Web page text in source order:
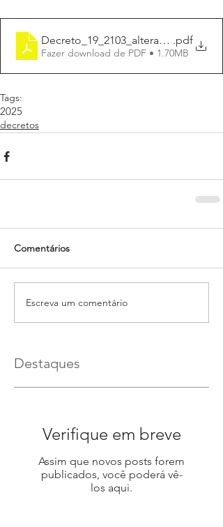
.pdf
Fazer download de PDF • 1.70MB
Tags:
2025
decretos
Comentários
Escreva um comentário
Destaques
Verifique em breve
Assim que novos posts forem
publicados, você poderá vê-
los aqui.